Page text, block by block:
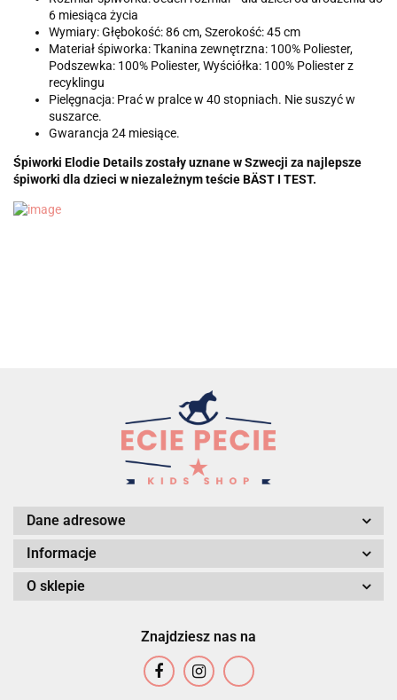
6 miesiąca życia
Wymiary: Głębokość: 86 cm, Szerokość: 45 cm
Materiał śpiworka: Tkanina zewnętrzna: 100% Poliester,
Podszewka: 100% Poliester, Wyściółka: 100% Poliester z
recyklingu
Pielęgnacja: Prać w pralce w 40 stopniach. Nie suszyć w
suszarce.
Gwarancja 24 miesiące.
Śpiworki Elodie Details zostały uznane w Szwecji za najlepsze
śpiworki dla dzieci w niezależnym teście BÄST I TEST.
Dane adresowe
Informacje
O sklepie
Znajdziesz nas na